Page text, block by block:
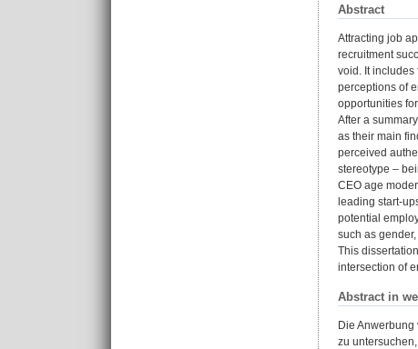
Abstract
Attracting job
recruitment
void. It includes
perceptions of
opportunities
After a
as their main
perceived
stereotype –
CEO age
leading start-
potential
such as
This
intersection of
Abstract in
Die
zu